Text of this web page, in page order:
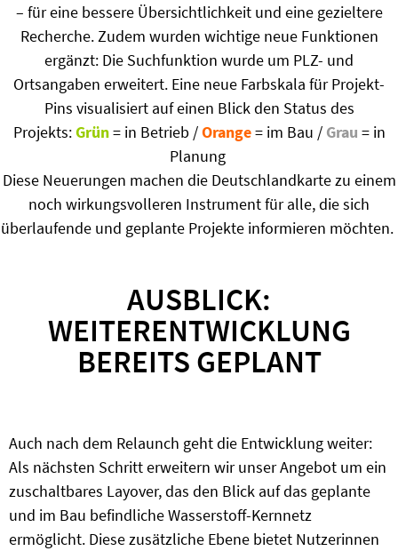
– für eine bessere Übersichtlichkeit und eine gezieltere
Recherche.Zudem wurden wichtige neue Funktionen
ergänzt: Die Suchfunktion wurde um PLZ- und
Ortsangaben erweitert. Eine neue Farbskala für Projekt-
Pins visualisiert auf einen Blick den Status des
Projekts:Grün= in Betrieb/Orange= im Bau / Grau = in
Planung
Diese Neuerungen machen die Deutschlandkarte zu einem
noch wirkungsvolleren Instrument für alle, die sich
überlaufende und geplante Projekte informieren möchten.
AUSBLICK:
WEITERENTWICKLUNG
BEREITS GEPLANT
Auch nach dem Relaunch geht die Entwicklung weiter:
Als nächsten Schritt erweitern wir unser Angebot um ein
zuschaltbares Layover, das den Blick auf das geplante
und im Bau befindliche Wasserstoff-Kernnetz
ermöglicht. Diese zusätzliche Ebene bietet Nutzerinnen